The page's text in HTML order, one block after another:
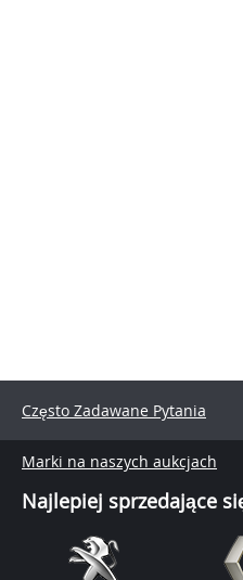
Często Zadawane Pytania
Marki na naszych aukcjach
Najlepiej sprzedające